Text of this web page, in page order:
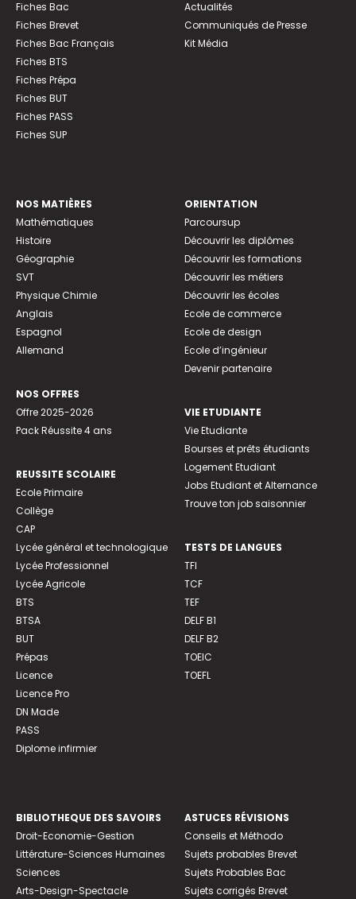
Fiches Bac
Fiches Brevet
Fiches Bac Français
Fiches BTS
Fiches Prépa
Fiches BUT
Fiches PASS
Fiches SUP
Actualités
Communiqués de Presse
Kit Média
NOS MATIÈRES
Mathématiques
Histoire
Géographie
SVT
Physique Chimie
Anglais
Espagnol
Allemand
NOS OFFRES
Offre 2025-2026
Pack Réussite 4 ans
REUSSITE SCOLAIRE
Ecole Primaire
Collège
CAP
Lycée général et technologique
Lycée Professionnel
Lycée Agricole
BTS
BTSA
BUT
Prépas
Licence
Licence Pro
DN Made
PASS
Diplome infirmier
ORIENTATION
Parcoursup
Découvrir les diplômes
Découvrir les formations
Découvrir les métiers
Découvrir les écoles
Ecole de commerce
Ecole de design
Ecole d’ingénieur
Devenir partenaire
VIE ETUDIANTE
Vie Etudiante
Bourses et prêts étudiants
Logement Etudiant
Jobs Etudiant et Alternance
Trouve ton job saisonnier
TESTS DE LANGUES
TFI
TCF
TEF
DELF B1
DELF B2
TOEIC
TOEFL
BIBLIOTHEQUE DES SAVOIRS
Droit-Economie-Gestion
Littérature-Sciences Humaines
Sciences
Arts-Design-Spectacle
ASTUCES RÉVISIONS
Conseils et Méthodo
Sujets probables Brevet
Sujets Probables Bac
Sujets corrigés Brevet